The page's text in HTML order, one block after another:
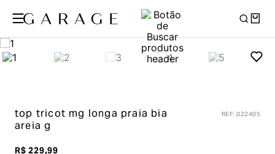
top tricot mg longa praia bia
areia g
REF:022405